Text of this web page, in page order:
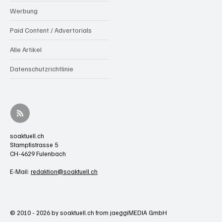
Werbung
Paid Content / Advertorials
Alle Artikel
Datenschutzrichtlinie
soaktuell.ch
Stampfistrasse 5
CH-4629 Fulenbach
E-Mail: redaktion@soaktuell.ch
© 2010 - 2026 by soaktuell.ch from jaeggiMEDIA GmbH